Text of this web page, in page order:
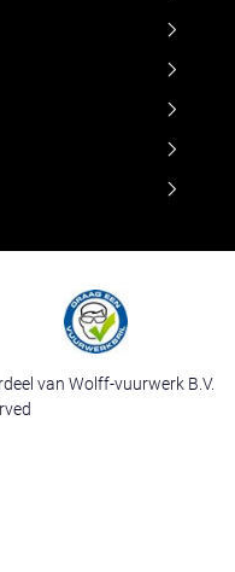
van Wolff-vuurwerk B.V.